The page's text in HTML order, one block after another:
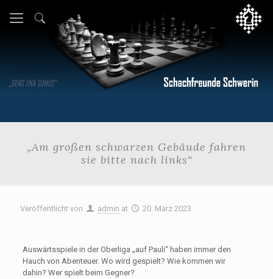
„Am großen schwarzen Gebäude fahren
sie bitte nach links“
Veröffentlicht von admin at 20. März 2023
Auswärtsspiele in der Oberliga „auf Pauli“ haben immer den
Hauch von Abenteuer. Wo wird gespielt? Wie kommen wir
dahin? Wer spielt beim Gegner?